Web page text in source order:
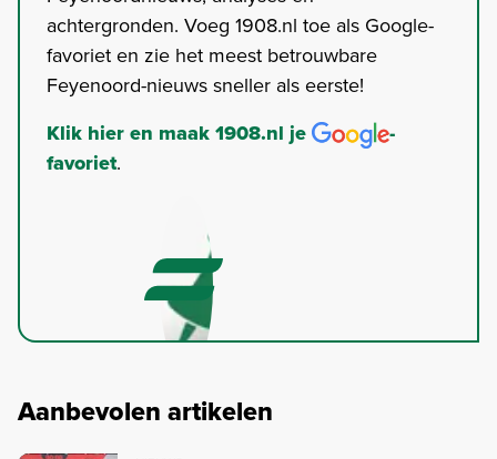
achtergronden. Voeg 1908.nl toe als Google-
favoriet en zie het meest betrouwbare
Feyenoord-nieuws sneller als eerste!
Klik hier en maak 1908.nl je
-
favoriet.
Aanbevolen artikelen